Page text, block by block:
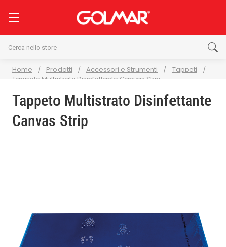
Home Prodotti Accessori e Strumenti
Tappeti
Tappeto Multistrato Disinfettante Canvas Strip
Tappeto Multistrato Disinfettante
Canvas Strip